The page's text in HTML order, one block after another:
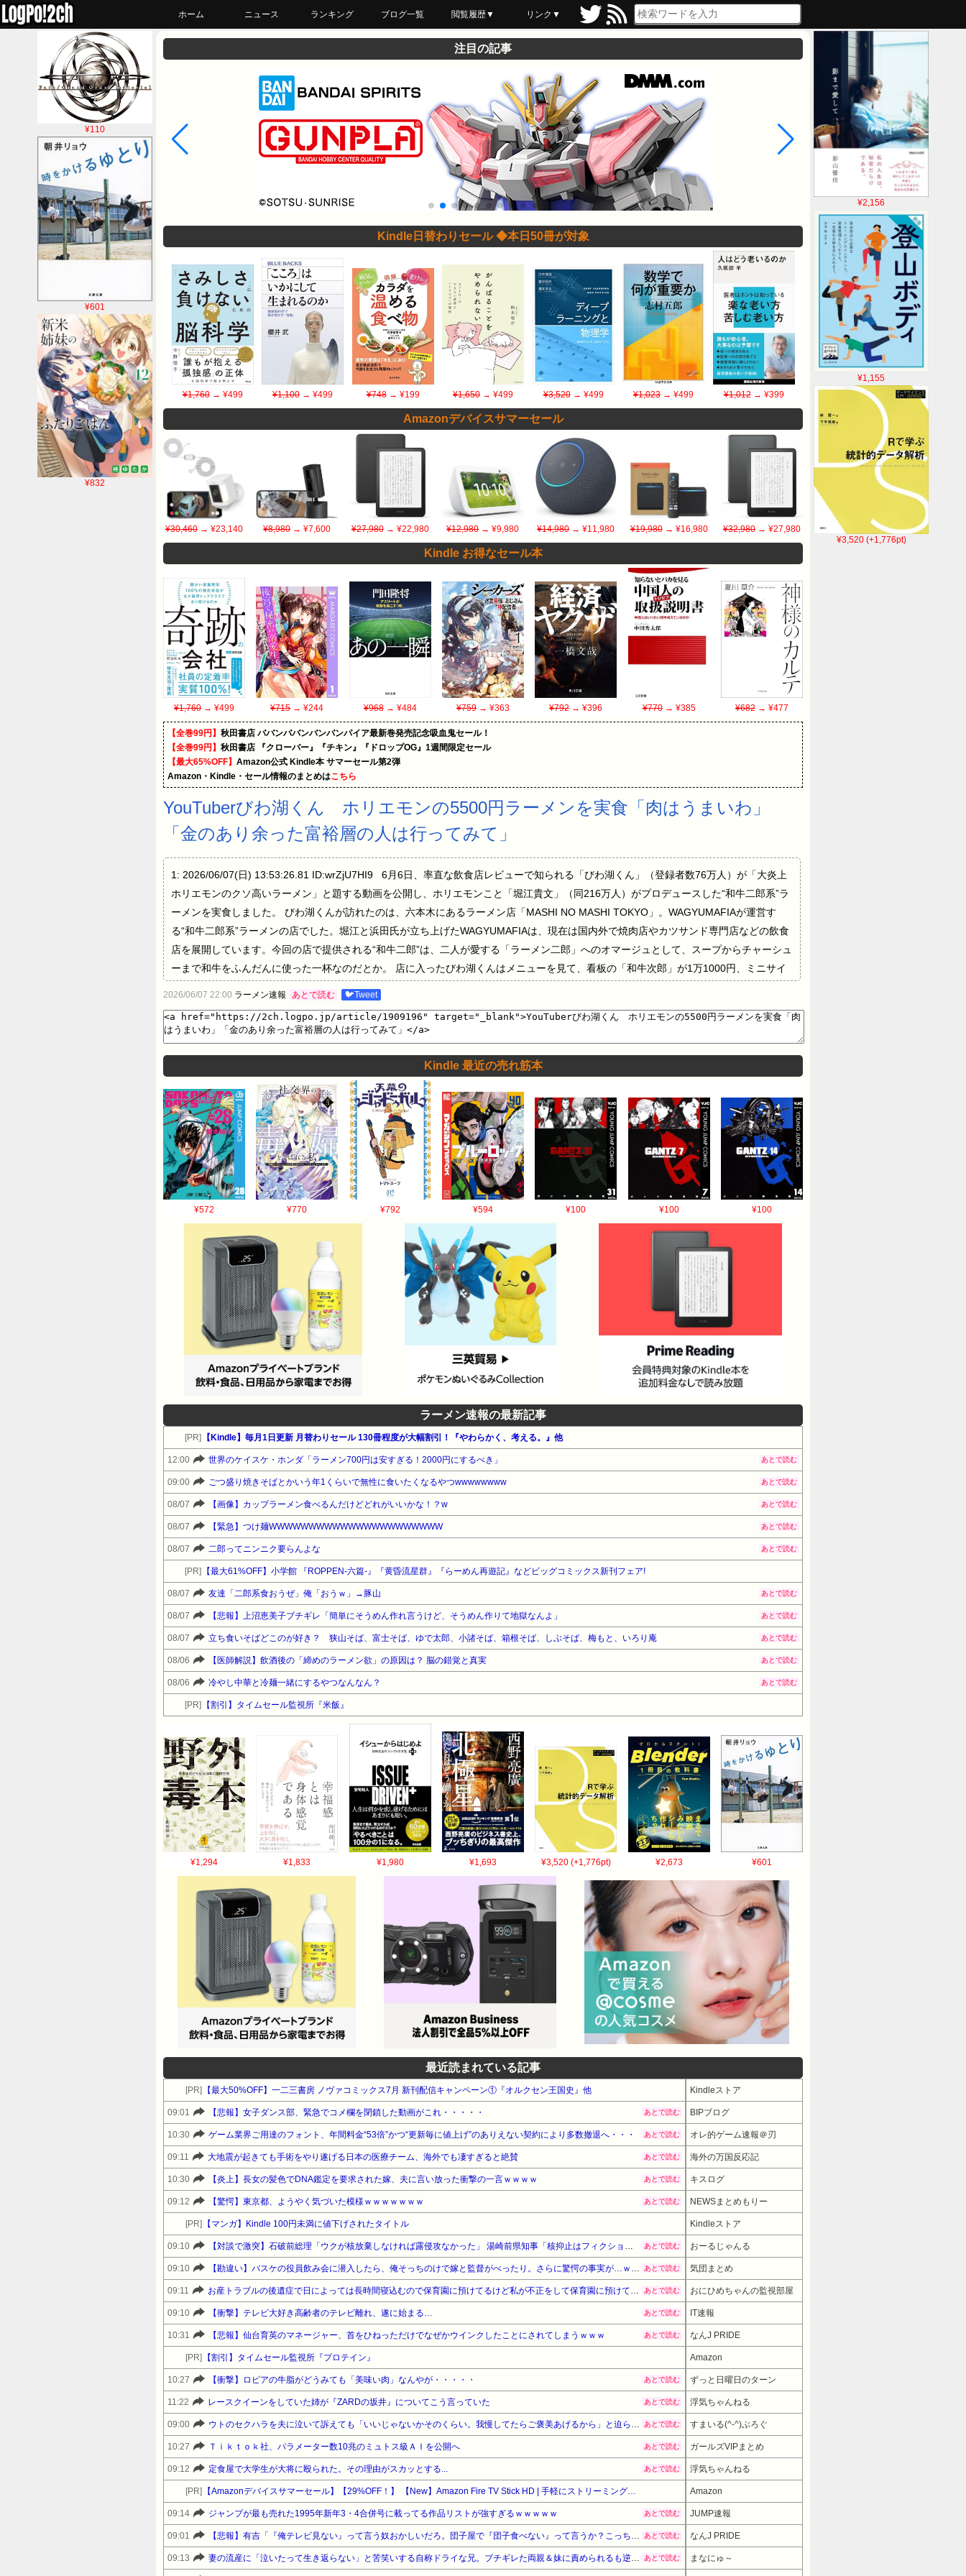
ホーム ニュース ランキング ブログ一覧 閲覧履歴▼
最近読んだ
あとで読む
ブックマーク
リンク▼
¥2,156
¥1,155
¥3,520 (+1,776pt)
¥110
¥601
¥832
注目の記事
Kindle日替わりセール ◆本日50冊が対象
¥1,760→ ¥499 ¥1,100 → ¥499 ¥748→ ¥199 ¥1,650 → ¥499 ¥3,520→ ¥499 ¥1,023 → ¥499 ¥1,012→ ¥399
Amazonデバイスサマーセール
¥30,460 → ¥23,140 ¥8,980→ ¥7,600 ¥27,980→ ¥22,980 ¥12,980→ ¥9,980 ¥14,980→ ¥11,980 ¥19,980→ ¥16,980 ¥32,980→ ¥27,980
Kindle お得なセール本
¥1,760 → ¥499 ¥715→ ¥244 ¥968→ ¥484 ¥759→ ¥363 ¥792→ ¥396 ¥770→ ¥385 ¥682→ ¥477
【全巻99円】 秋田書店 ババンババンバンバンパイア最新巻発売記念吸血鬼セール！
【全巻99円】 秋田書店 『クローバー』『チキン』『ドロップOG』1週間限定セール
【最大65%OFF】 Amazon公式 Kindle本 サマーセール第2弾
Amazon・Kindle・セール情報のまとめはこちら
YouTuberびわ湖くん ホリエモンの5500円ラーメンを実食「肉はうまいわ」
「金のあり余った富裕層の人は行ってみて」
1: 2026/06/07(日) 13:53:26.81 ID:wrZjU7HI9 6月6日、率直な飲食店レビューで知られる「びわ湖くん」（登録者数76万人）が「大炎上
ホリエモンのクソ高いラーメン」と題する動画を公開し、ホリエモンこと「堀江貴文」（同216万人）がプロデュースした“和牛二郎系”ラ
ーメンを実食しました。 びわ湖くんが訪れたのは、六本木にあるラーメン店「MASHI NO MASHI TOKYO」。WAGYUMAFIAが運営す
る“和牛二郎系”ラーメンの店でした。堀江と浜田氏が立ち上げたWAGYUMAFIAは、現在は国内外で焼肉店やカツサンド専門店などの飲食
店を展開しています。今回の店で提供される“和牛二郎”は、二人が愛する「ラーメン二郎」へのオマージュとして、スープからチャーシュ
ーまで和牛をふんだんに使った一杯なのだとか。 店に入ったびわ湖くんはメニューを見て、看板の「和牛次郎」が1万1000円、ミニサイ
ズでも5500円という価格に思わず「高！」と声を漏らします。びわ湖くんは「次郎ミニ」と飲み物を頼むことに。食券機が故障してお
もすんの？」と驚愕。「こだわってるジンジャーなんかな」と思いきや、店員が注ぐ瓶を見て「お馴染みのジンジャーやんけ！」とツッ
コミをいれています。飲んでみた感想も「もちろんお馴染みの味でした」と語っています。 ラーメンが運ばれてくる前には、店員から
「ウェルカム to 和牛マフィア」「行ってらっしゃい」という掛け声の儀式があり、写真や動画の撮影をすすめられます。WAGYUMAFIA
系列の店舗特有のパフォーマンスに、びわ湖くんは戸惑いながらも応じました。 そして登場した5500円の「和牛次郎ミニ」。びわ湖くん
はまず「麺が少ないし、野菜も次郎とは思えんぐらい少ない」と量の少なさを指摘します。スープを飲んでみると「まあまあ、さすがに
まずくはないよ。味は結構甘めのスープですね」と評価。普段は評価の低い飲食店をレビューすることが多いびわ湖くん。麺については
「まずくはないよ。いつも食ってるやばいやつの数倍うまいわ」とコメントしました。 特に肉については「ラーメンはあれやけど、この
肉はうまいわ」「ホリエモンを気にしてとかマジで関係なく、この肉はうまかった」と素直に褒めます。一方でラーメン全体については
「まあ普通かな」との評価にとどまりました。また、今回のラーメンが甘めのスープでガツンとくる味ではなかったことから、「俺は食
べやすかったけど、SUSURU的にはそんなに好きじゃないんかな」と分析しています。 会計時には店員から「現金ですとお釣りが出せな
い可能性があります」と言われたものの、びわ湖くんはちょうど6600円を支払ってお店を後にしました。 最後にびわ湖くんは「俺がいつ
も行くやばい店より確実にうまいけど、値段が高すぎるわ」「仮にこれでまずかったらラーメンひっくり返してると思う」と総括。「俺
はもう二度と行かへんけど、金のあり余った富裕層の人はぜひ行ってみてください」と締めくくりました。 5: 2026/06/07(日)
13:57:12.55 ID:eNGuNv220 5500円のラーメン食べてマズかったらそれこそ地獄、うまいはスタートラインでしかない -->…
2026/06/07 22:00 ラーメン速報 あとで読む 🐦Tweet
Kindle 最近の売れ筋本
¥572 ¥770 ¥792 ¥594 ¥100 ¥100 ¥100
ラーメン速報の最新記事
[PR] 【Kindle】毎月1日更新 月替わりセール 130冊程度が大幅割引！『やわらかく、考える。』他
12:00 世界のケイスケ・ホンダ「ラーメン700円は安すぎる！2000円にするべき」 あとで読む
09:00 ごつ盛り焼きそばとかいう年1くらいで無性に食いたくなるやつwwwwwwww あとで読む
08/07 【画像】カップラーメン食べるんだけどどれがいいかな！？w あとで読む
08/07 【緊急】つけ麺WWWWWWWWWWWWWWWWWWWWWW あとで読む
08/07 二郎ってニンニク要らんよな あとで読む
[PR] 【最大61%OFF】小学館 『ROPPEN-六篇-』『黄昏流星群』『らーめん再遊記』などビッグコミックス新刊フェア!
08/07 友達「二郎系食おうぜ」俺「おうｗ」→豚山 あとで読む
08/07 【悲報】上沼恵美子ブチギレ「簡単にそうめん作れ言うけど、そうめん作りて地獄なんよ」 あとで読む
08/07 立ち食いそばどこのが好き？ 狭山そば、富士そば、ゆで太郎、小諸そば、箱根そば、しぶそば、梅もと、いろり庵 あとで読む
08/06 【医師解説】飲酒後の「締めのラーメン欲」の原因は？ 脳の錯覚と真実 あとで読む
08/06 冷やし中華と冷麺一緒にするやつなんなん？ あとで読む
[PR] 【割引】タイムセール監視所『米飯』
¥1,294 ¥1,833 ¥1,980 ¥1,693 ¥3,520 (+1,776pt) ¥2,673 ¥601
最近読まれている記事
[PR] 【最大50%OFF】一二三書房 ノヴァコミックス7月 新刊配信キャンペーン①『オルクセン王国史』他 Kindleストア
09:01 【悲報】女子ダンス部、緊急でコメ欄を閉鎖した動画がこれ・・・・・ あとで読む BIPブログ
10:30 ゲーム業界ご用達のフォント、年間料金“53倍”かつ“更新毎に値上げ”のありえない契約により多数撤退へ・・・ あとで読む オレ的ゲーム速報＠刃
09:11 大地震が起きても手術をやり遂げる日本の医療チーム、海外でも凄すぎると絶賛 あとで読む 海外の万国反応記
10:30 【炎上】長女の髪色でDNA鑑定を要求された嫁、夫に言い放った衝撃の一言ｗｗｗｗ あとで読む キスログ
09:12 【驚愕】東京都、ようやく気づいた模様ｗｗｗｗｗｗｗ あとで読む NEWSまとめもりー
[PR] 【マンガ】Kindle 100円未満に値下げされたタイトル Kindleストア
09:10 【対談で激突】石破前総理「ウクが核放棄しなければ露侵攻なかった」 湯崎前県知事「核抑止はフィクション」 あとで読む おーるじゃんる
09:10 【勘違い】バスケの役員飲み会に潜入したら、俺そっちのけで嫁と監督がべったり。さらに驚愕の事実が…ｗｗｗ あとで読む 気団まとめ
09:11 お産トラブルの後遺症で日によっては長時間寝込むので保育園に預けてるけど私が不正をして保育園に預けてると思い込んでいるママ達がうざったい あとで読む おにひめちゃんの監視部屋
09:10 【衝撃】テレビ大好き高齢者のテレビ離れ、遂に始まる… あとで読む IT速報
10:31 【悲報】仙台育英のマネージャー、首をひねっただけでなぜかウインクしたことにされてしまうｗｗｗ あとで読む なんJ PRIDE
[PR] 【割引】タイムセール監視所『プロテイン』 Amazon
10:27 【衝撃】ロピアの牛脂がどうみても「美味い肉」なんやが・・・・・ あとで読む ずっと日曜日のターン
11:22 レースクイーンをしていた姉が『ZARDの坂井』についてこう言っていた あとで読む 浮気ちゃんねる
09:00 ウトのセクハラを夫に泣いて訴えても「いいじゃないかそのくらい。我慢してたらご褒美あげるから」と迫られた。夫が気持ち悪くて悲鳴をあげたら「うるさい」とグーで殴られた あとで読む すまいる(^-^)ぶろぐ
10:27 Ｔｉｋｔｏｋ社、パラメーター数10兆のミュトス級ＡＩを公開へ あとで読む ガールズVIPまとめ
09:12 定食屋で大学生が大将に殴られた。その理由がスカッとする... あとで読む 浮気ちゃんねる
[PR] 【Amazonデバイスサマーセール】【29%OFF！】 【New】Amazon Fire TV Stick HD | 手軽にストリーミングをはじめよう | ストリーミングメディアプレイヤー Amazon
09:14 ジャンプが最も売れた1995年新年3・4合併号に載ってる作品リストが強すぎるｗｗｗｗｗ あとで読む JUMP速報
09:01 【悲報】有吉「『俺テレビ見ない』って言う奴おかしいだろ。団子屋で『団子食べない』って言うか？こっちは芸人だぞ」 あとで読む なんJ PRIDE
09:13 妻の流産に「泣いたって生き返らない」と苦笑いする自称ドライな兄。ブチギレた両親＆妹に責められるも逆上した兄の悲惨すぎる現在←淡々としてるんじゃなくて単なる冷血漢 あとで読む まなにゅ～